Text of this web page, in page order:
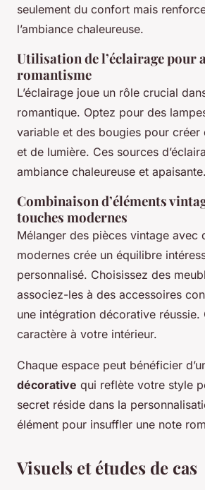
seulement du confort mais
l’ambiance chaleureuse.
Utilisation de l’éclairage pour
romantisme
L’éclairage joue un rôle crucial
romantique. Optez pour des
variable et des bougies pour créer
et de lumière. Ces sources
ambiance chaleureuse et apaisante.
Combinaison d’éléments
touches modernes
Mélanger des pièces vintage avec
modernes crée un équilibre
personnalisé. Choisissez des
associez-les à des accessoires
une intégration décorative réussie.
caractère à votre intérieur.
Chaque espace peut bénéficier
décorative qui reflète votre style
secret réside dans la
élément pour insuffler une note
Visuels et études de cas